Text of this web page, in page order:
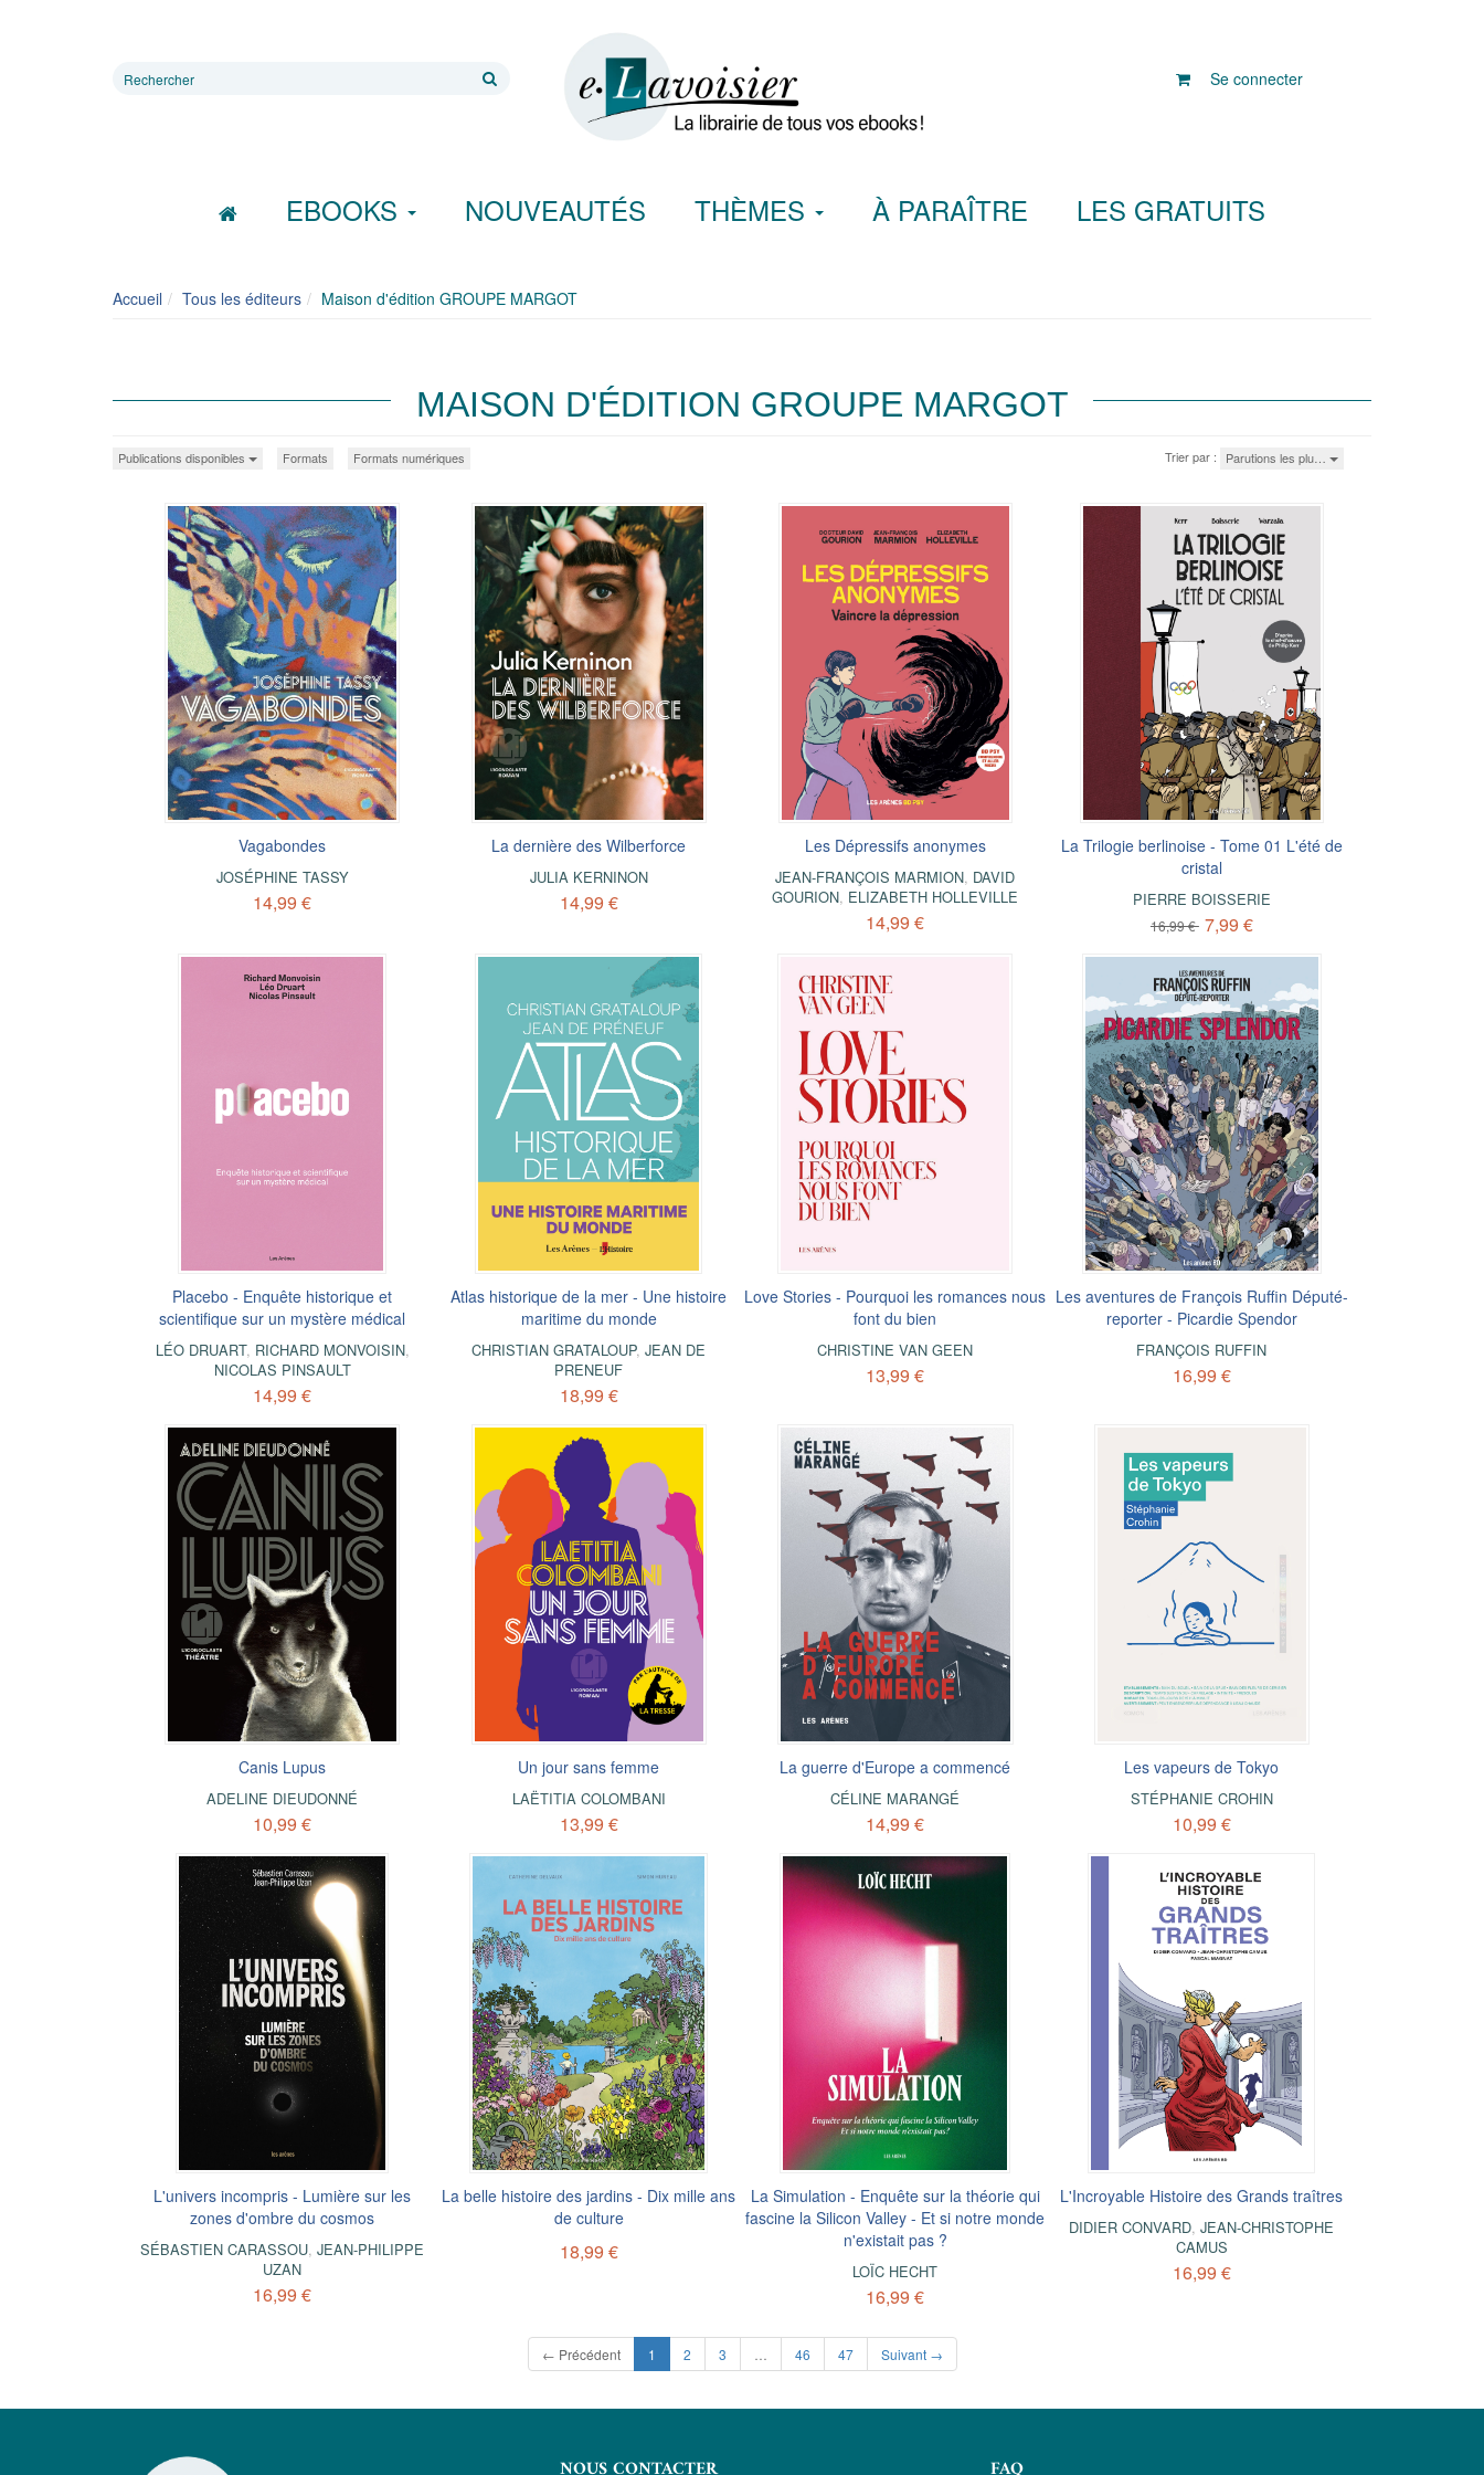
Rechercher
Se connecter
EBOOKS NOUVEAUTÉS THÈMES À PARAÎTRE LES GRATUITS
Accueil Tous les éditeurs Maison d'édition GROUPE MARGOT
MAISON D'ÉDITION GROUPE MARGOT
Publications disponibles Formats Formats numériques Trier par : Parutions les plu…
Vagabondes
JOSÉPHINE TASSY
14,99 €
La dernière des Wilberforce
JULIA KERNINON
14,99 €
Les Dépressifs anonymes
JEAN-FRANÇOIS MARMION, DAVID
GOURION, ELIZABETH HOLLEVILLE
14,99 €
La Trilogie berlinoise - Tome 01 L'été de
cristal
PIERRE BOISSERIE
16,99 € 7,99 €
Placebo - Enquête historique et
scientifique sur un mystère médical
LÉO DRUART, RICHARD MONVOISIN,
NICOLAS PINSAULT
14,99 €
Atlas historique de la mer - Une histoire
maritime du monde
CHRISTIAN GRATALOUP,JEAN DE
PRENEUF
18,99 €
Love Stories - Pourquoi les romances nous
font du bien
CHRISTINE VAN GEEN
13,99 €
Les aventures de François Ruffin Député-
reporter - Picardie Spendor
FRANÇOIS RUFFIN
16,99 €
Canis Lupus
ADELINE DIEUDONNÉ
10,99 €
Un jour sans femme
LAËTITIA COLOMBANI
13,99 €
La guerre d'Europe a commencé
CÉLINE MARANGÉ
14,99 €
Les vapeurs de Tokyo
STÉPHANIE CROHIN
10,99 €
L'univers incompris - Lumière sur les
zones d'ombre du cosmos
SÉBASTIEN CARASSOU,JEAN-PHILIPPE
UZAN
16,99 €
La belle histoire des jardins - Dix mille ans
de culture
18,99 €
La Simulation - Enquête sur la théorie qui
fascine la Silicon Valley - Et si notre monde
n'existait pas ?
LOÏC HECHT
16,99 €
L'Incroyable Histoire des Grands traîtres
DIDIER CONVARD,JEAN-CHRISTOPHE
CAMUS
16,99 €
← Précédent 1 (current)
2 3 46 47 Suivant →